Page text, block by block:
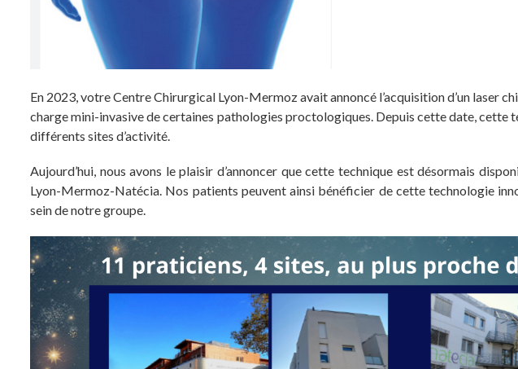
En 2023, votre Centre Chirurgical Lyon-Mermoz avait annoncé l’acquisition d’un laser
charge mini-invasive de certaines pathologies proctologiques. Depuis cette date, cette
différents sites d’activité.
Aujourd’hui, nous avons le plaisir d’annoncer que cette technique est désormais
Lyon-Mermoz-Natécia. Nos patients peuvent ainsi bénéficier de cette technologie
sein de notre groupe.